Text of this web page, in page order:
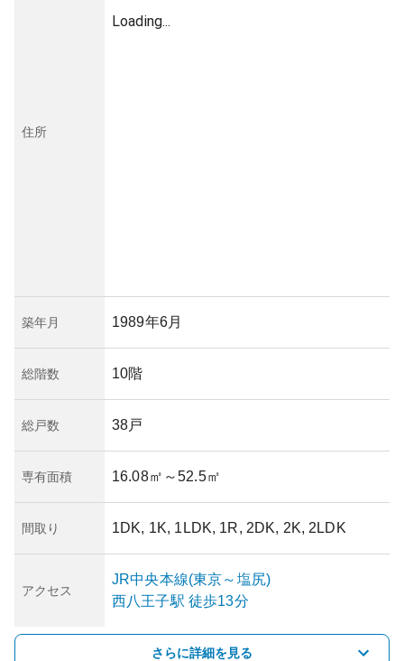
住所
Loading...
築年月 1989年6月
総階数 10階
総戸数 38戸
専有面積 16.08㎡ ～52.5㎡
間取り 1DK, 1K, 1LDK, 1R, 2DK, 2K, 2LDK
アクセス
JR中央本線(東京～塩尻)
西八王子駅 徒歩13分
さらに詳細を見る